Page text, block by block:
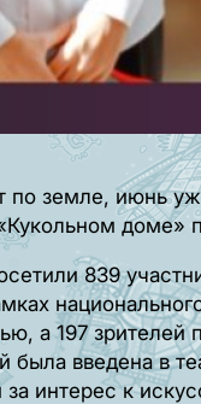
по земле, июнь
доме»
839
а 197
была введена в
интерес к